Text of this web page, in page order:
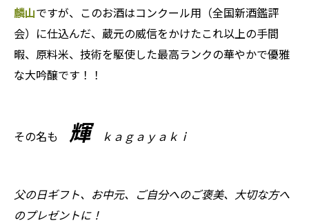
麟山ですが、このお酒はコンクール用（全国新酒鑑評
会）に仕込んだ、蔵元の威信をかけたこれ以上の手間
暇、原料米、技術を駆使した最高ランクの華やかで優雅
な大吟醸です！！
その名も 輝 ｋａｇａｙａｋｉ
父の日ギフト、お中元、ご自分へのご褒美、大切な方へ
のプレゼントに！